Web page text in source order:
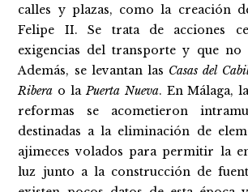
calles y plazas, como la creación
Felipe II. Se trata de acciones
exigencias del transporte y que no
Además, se levantan las Casas del
Ribera o laPuerta Nueva. En Málaga,
reformas se acometieron
destinadas a la eliminación de
ajimeces volados para permitir la
luz junto a la construcción de